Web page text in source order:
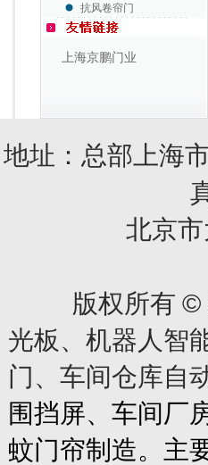
抗风卷帘门
上海京鹏门业
地址：总部上海
北京市大
版权所有 ©
光板、机器人智
门、车间仓库自
围挡屏、车间厂
蚊门帘制造。主